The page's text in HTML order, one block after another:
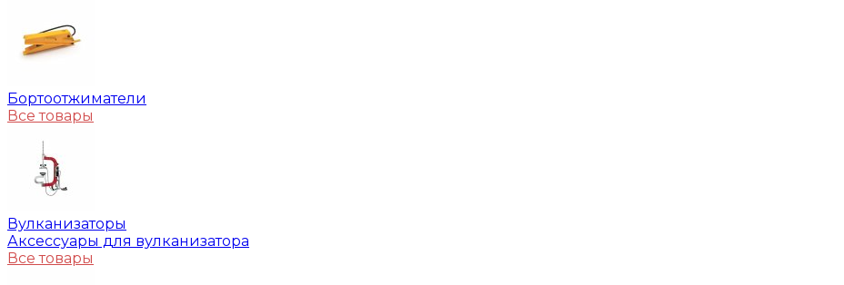
Бортоотжиматели
Все товары
Вулканизаторы
Аксессуары для вулканизатора
Все товары